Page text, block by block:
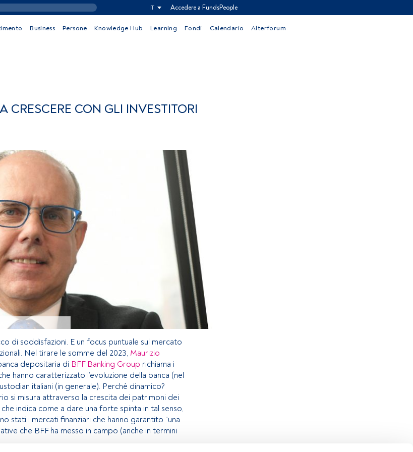
IT Accedere a FundsPeople
Business Persone Knowledge Hub Learning Fondi Calendario Alterforum
CRESCERE CON GLI INVESTITORI
di soddisfazioni. E un focus puntuale sul mercato
Nel tirare le somme del 2023, Maurizio
depositaria di BFF Banking Group richiama i
hanno caratterizzato l’evoluzione della banca (nel
italiani (in generale). Perché dinamico?
si misura attraverso la crescita dei patrimoni dei
indica come a dare una forte spinta in tal senso,
stati i mercati finanziari che hanno garantito “una
che BFF ha messo in campo (anche in termini